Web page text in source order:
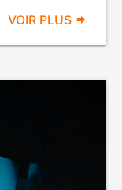
VOIR PLUS